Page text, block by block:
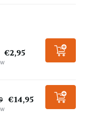
€2,95
€14,95